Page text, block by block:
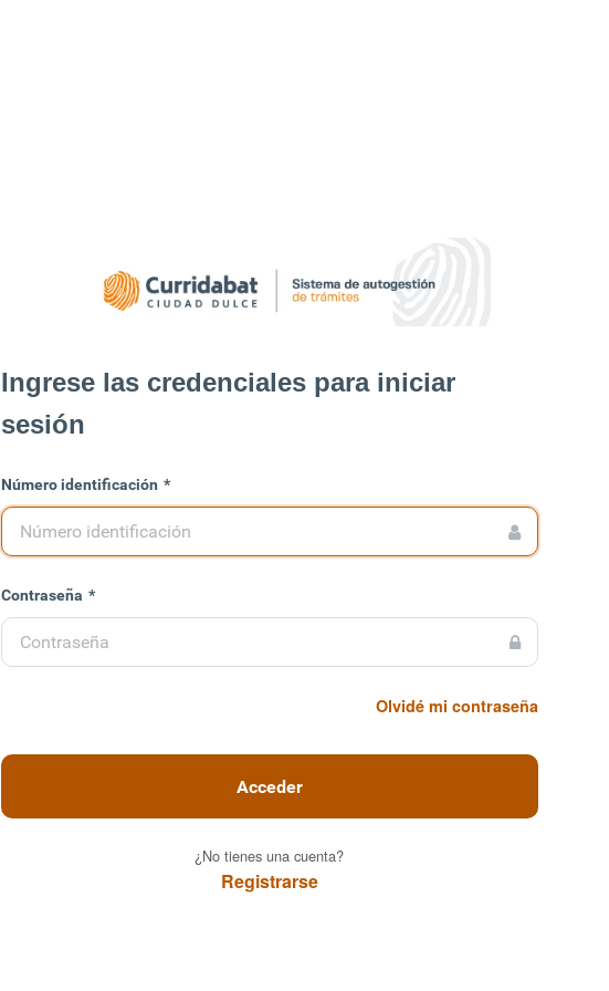
Ingrese las credenciales para iniciar
sesión
Número identificación *
Contraseña *
Olvidé mi contraseña
Acceder
¿No tienes una cuenta?
Registrarse